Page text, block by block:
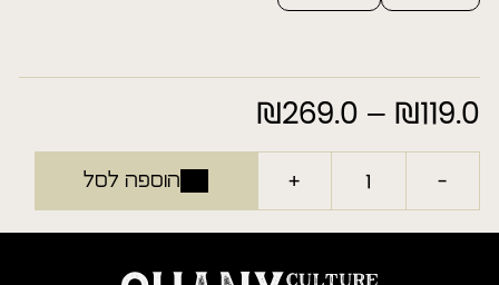
₪119.0
–
₪269.0
מחירים:
⁦₪119.0⁩
עד
⁦₪269.0⁩
-
+ הוספה לסל